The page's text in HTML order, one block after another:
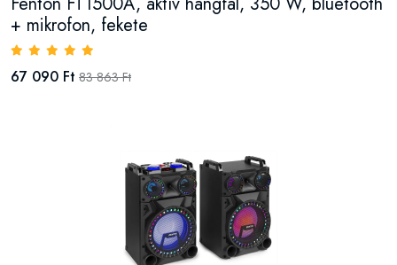
+ mikrofon, fekete
67 090 Ft 83 863 Ft